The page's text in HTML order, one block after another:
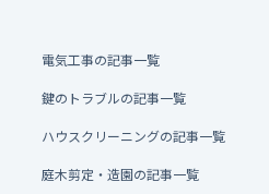
電気工事の記事一覧
鍵のトラブルの記事一覧
ハウスクリーニングの記事一覧
庭木剪定・造園の記事一覧